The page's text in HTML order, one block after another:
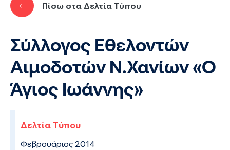
Πίσω στα Δελτία Τύπου
Σύλλογος Εθελοντών
Αιμοδοτών Ν.Χανίων «Ο
Άγιος Ιωάννης»
Δελτία Τύπου
Φεβρουάριος 2014